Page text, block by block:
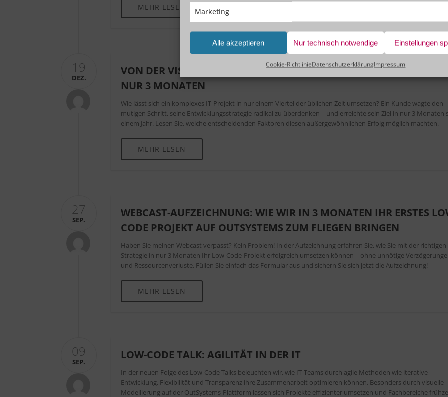
Marketing
Alle akzeptieren Nur technisch notwendige Einstellungen
Cookie-RichtlinieDatenschutzerklärungImpressum
MEHR LESEN
19
DEZ.
VON DER VISION ZUR REALITÄT: LOW-CODE TRANSFORMATION IN
NUR 3 MONATEN
Wie lässt sich ein komplexes IT-Projekt in nur einem Viertel der üblichen Zeit umsetzen? Ein Kunde wagte den
mutigen Schritt, seine Entwicklungsstrategie radikal zu überdenken – und erreichte sein Ziel in nur 3 Monaten
einem Jahr. Lesen Sie, welche entscheidenden Faktoren diesen außergewöhnlichen Erfolg möglich machten.
MEHR LESEN
27
SEP.
WEBCAST-AUFZEICHNUNG: WIE WIR IN 3 MONATEN IHR ERSTES
CODE PROJEKT AUF OUTSYSTEMS ZUM FLIEGEN BRINGEN
Haben Sie meinen Webcast verpasst? Kein Problem! In der Aufzeichnung erfahren Sie, wie Sie mit der richtigen
Strategie in nur 3 Monaten Ihr Low-Code-Projekt erfolgreich umsetzen können – ohne unnötige
und Ressourcenverluste. Füllen Sie einfach das Formular aus und sichern Sie sich jetzt die Aufzeichnung!
MEHR LESEN
09
SEP.
LOW-CODE TALK: AGILITÄT IN DER IT
In der neuen Folge des Low-Code Talks beleuchten wir, wie IT-Teams durch agile Methoden wie iterative
Entwicklung, Flexibilität und Transparenz ihre Zusammenarbeit optimieren können. Besonders durch visuelle
Modellierung auf der OutSystems-Plattform lassen sich Projekte effizienter umsetzen und Fachbereiche